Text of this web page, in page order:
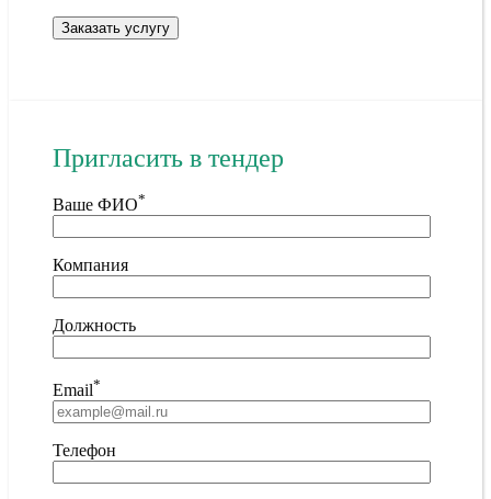
Пригласить в тендер
Ваше ФИО*
Компания
Должность
Email*
Телефон